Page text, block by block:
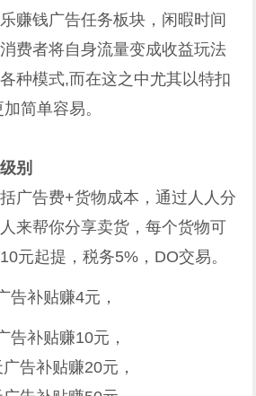
赚钱广告任务板块，闲暇时间
费者将自身流量变成收益玩法
种模式,而在这之中尤其以特扣
简单容易。
别
广告费+货物成本，通过人人分
来帮你分享卖货，每个货物可
元起提，税务5%，DO交易。
告补贴赚4元，
告补贴赚10元，
告补贴赚20元，